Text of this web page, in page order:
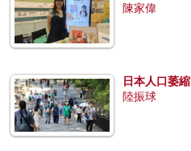
陳家偉
日本人口萎
陸振球